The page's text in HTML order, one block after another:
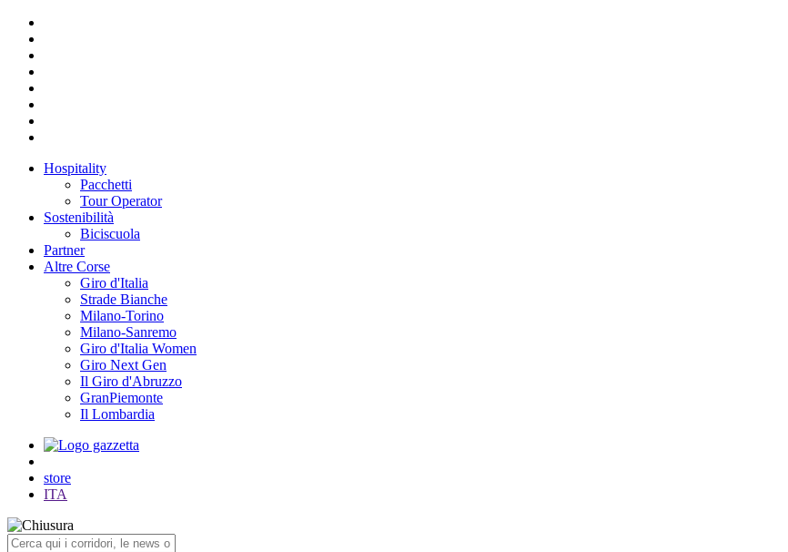
Hospitality
Pacchetti
Tour Operator
Sostenibilità
Biciscuola
Partner
Altre Corse
Giro d'Italia
Strade Bianche
Milano-Torino
Milano-Sanremo
Giro d'Italia Women
Giro Next Gen
Il Giro d'Abruzzo
GranPiemonte
Il Lombardia
store
ITA